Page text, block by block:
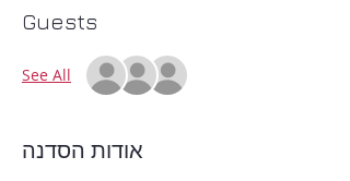
Guests
See All
אודות הסדנה